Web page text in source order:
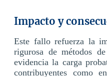
Impacto y
Este fallo refuerza la
rigurosa de métodos
evidencia la carga
contribuyentes como